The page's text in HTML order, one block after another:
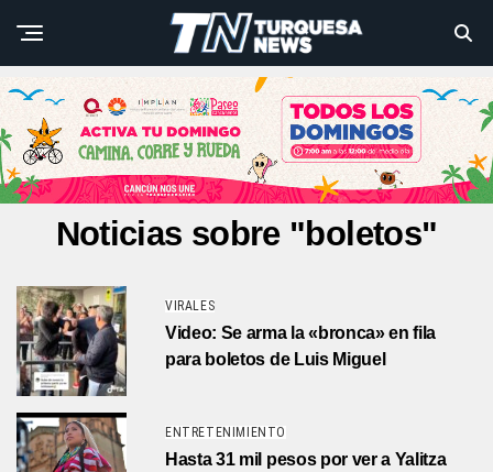
Noticias sobre "boletos"
VIRALES
Video: Se arma la «bronca» en fila
para boletos de Luis Miguel
ENTRETENIMIENTO
Hasta 31 mil pesos por ver a Yalitza